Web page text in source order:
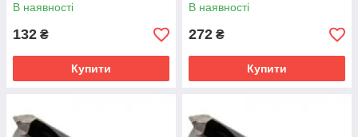
В наявності
132 ₴
Купити
В наявності
272 ₴
Купити